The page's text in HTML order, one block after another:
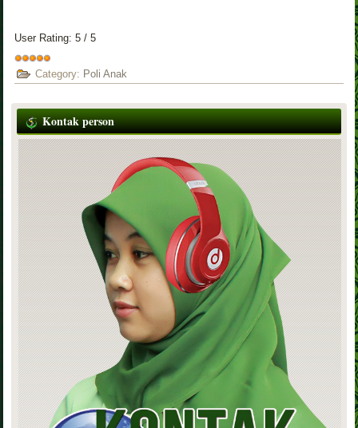
User Rating:5 /5
Category: Poli Anak
Kontak person